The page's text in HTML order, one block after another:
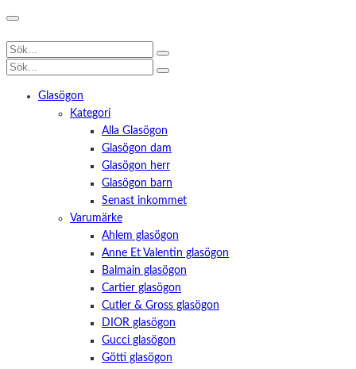
Glasögon
Kategori
Alla Glasögon
Glasögon dam
Glasögon herr
Glasögon barn
Senast inkommet
Varumärke
Ahlem glasögon
Anne Et Valentin glasögon
Balmain glasögon
Cartier glasögon
Cutler & Gross glasögon
DIOR glasögon
Gucci glasögon
Götti glasögon